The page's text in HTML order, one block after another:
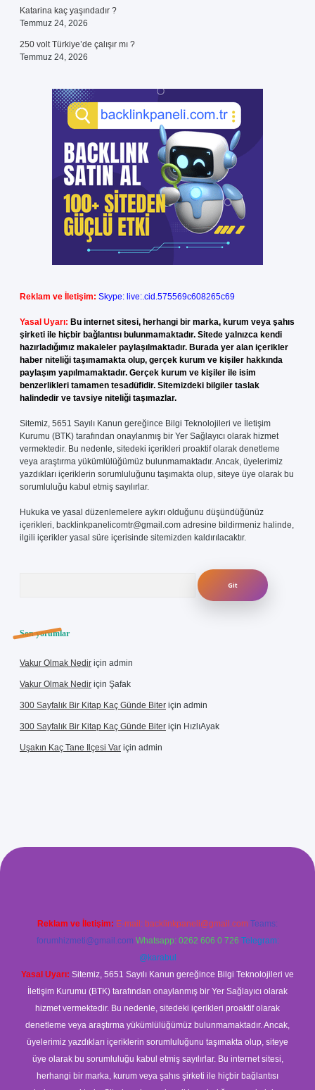
Katarina kaç yaşındadır ?
Temmuz 24, 2026
250 volt Türkiye’de çalışır mı ?
Temmuz 24, 2026
Reklam ve İletişim: Skype: live:.cid.575569c608265c69
Yasal Uyarı: Bu internet sitesi, herhangi bir marka, kurum veya şahıs
şirketi ile hiçbir bağlantısı bulunmamaktadır. Sitede yalnızca kendi
hazırladığımız makaleler paylaşılmaktadır. Burada yer alan içerikler
haber niteliği taşımamakta olup, gerçek kurum ve kişiler hakkında
paylaşım yapılmamaktadır. Gerçek kurum ve kişiler ile isim
benzerlikleri tamamen tesadüfidir. Sitemizdeki bilgiler taslak
halindedir ve tavsiye niteliği taşımazlar.
Sitemiz, 5651 Sayılı Kanun gereğince Bilgi Teknolojileri ve İletişim
Kurumu (BTK) tarafından onaylanmış bir Yer Sağlayıcı olarak hizmet
vermektedir. Bu nedenle, sitedeki içerikleri proaktif olarak denetleme
veya araştırma yükümlülüğümüz bulunmamaktadır. Ancak, üyelerimiz
yazdıkları içeriklerin sorumluluğunu taşımakta olup, siteye üye olarak bu
sorumluluğu kabul etmiş sayılırlar.
Hukuka ve yasal düzenlemelere aykırı olduğunu düşündüğünüz
içerikleri, backlinkpanelicomtr@gmail.com adresine bildirmeniz halinde,
ilgili içerikler yasal süre içerisinde sitemizden kaldırılacaktır.
Son yorumlar
Vakur Olmak Nedir için admin
Vakur Olmak Nedir için Şafak
300 Sayfalık Bir Kitap Kaç Günde Biter için admin
300 Sayfalık Bir Kitap Kaç Günde Biter için HızlıAyak
Uşakın Kaç Tane Ilçesi Var için admin
Reklam ve İletişim: E-mail: backlinkpaneli@gmail.com Teams:
forumhizmeti@gmail.com Whatsapp: 0262 606 0 726 Telegram:
@karabul
Yasal Uyarı: Sitemiz, 5651 Sayılı Kanun gereğince Bilgi Teknolojileri ve
İletişim Kurumu (BTK) tarafından onaylanmış bir Yer Sağlayıcı olarak
hizmet vermektedir. Bu nedenle, sitedeki içerikleri proaktif olarak
denetleme veya araştırma yükümlülüğümüz bulunmamaktadır. Ancak,
üyelerimiz yazdıkları içeriklerin sorumluluğunu taşımakta olup, siteye
üye olarak bu sorumluluğu kabul etmiş sayılırlar. Bu internet sitesi,
herhangi bir marka, kurum veya şahıs şirketi ile hiçbir bağlantısı